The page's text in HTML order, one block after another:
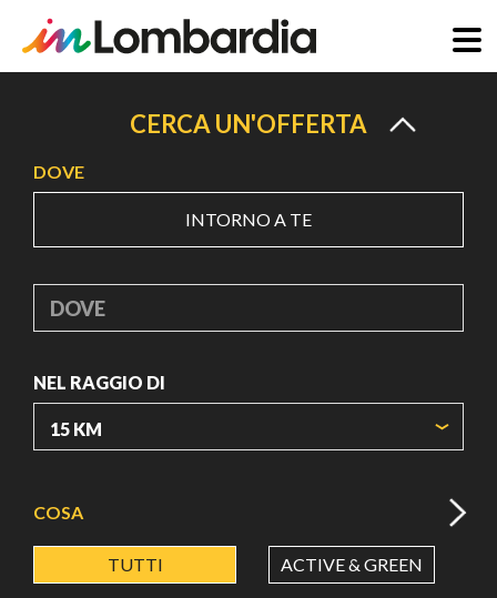
principale
CERCA UN'OFFERTA
DOVE
INTORNO A TE
DOVE
NEL RAGGIO DI
LATITUDINE
COSA
TUTTI ACTIVE & GREEN